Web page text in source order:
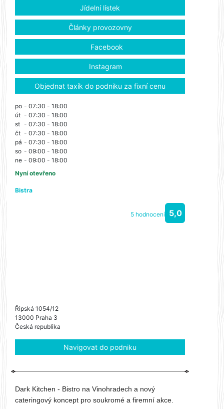
Jídelní lístek
Články provozovny
Facebook
Instagram
Objednat taxík do podniku za fixní cenu
po - 07:30 - 18:00
út - 07:30 - 18:00
st - 07:30 - 18:00
čt - 07:30 - 18:00
pá - 07:30 - 18:00
so - 09:00 - 18:00
ne - 09:00 - 18:00
Nyní otevřeno
Bistra
5 hodnocení 5,0
Řipská 1054/12
13000 Praha 3
Česká republika
Navigovat do podniku
Dark Kitchen - Bistro na Vinohradech a nový
cateringový koncept pro soukromé a firemní akce.